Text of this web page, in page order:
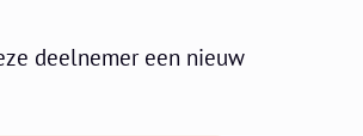
deelnemer een nieuw